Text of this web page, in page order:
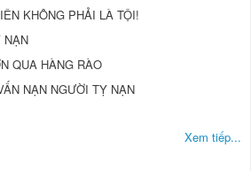
KHÔNG PHẢI LÀ TỘI!
NẠN
QUA HÀNG RÀO
NẠN NGƯỜI TỴ NẠN
Xem tiếp...